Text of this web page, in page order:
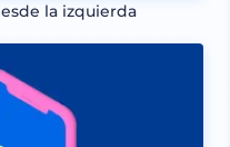
la izquierda